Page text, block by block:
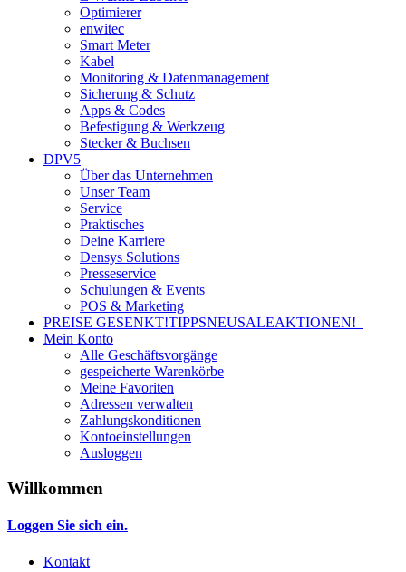
Optimierer
enwitec
Smart Meter
Kabel
Monitoring & Datenmanagement
Sicherung & Schutz
Apps & Codes
Befestigung & Werkzeug
Stecker & Buchsen
DPV5
Über das Unternehmen
Unser Team
Service
Praktisches
Deine Karriere
Densys Solutions
Presseservice
Schulungen & Events
POS & Marketing
PREISE GESENKT!TIPPSNEUSALEAKTIONEN!
Mein Konto
Alle Geschäftsvorgänge
gespeicherte Warenkörbe
Meine Favoriten
Adressen verwalten
Zahlungskonditionen
Kontoeinstellungen
Ausloggen
Willkommen
Loggen Sie sich ein.
Kontakt